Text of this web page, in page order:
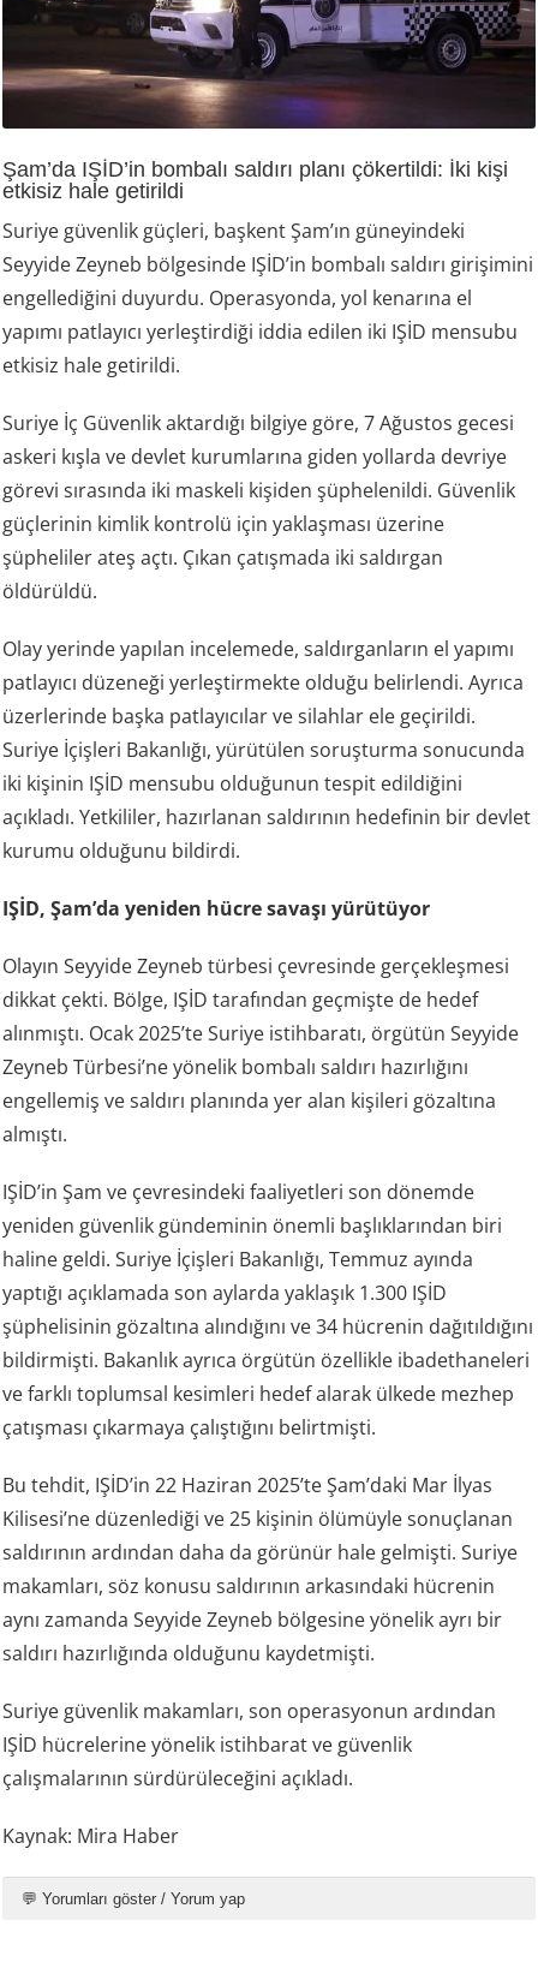
Şam’da IŞİD’in bombalı saldırı planı çökertildi: İki kişi
etkisiz hale getirildi
Suriye güvenlik güçleri, başkent Şam’ın güneyindeki
Seyyide Zeyneb bölgesinde IŞİD’in bombalı saldırı girişimini
engellediğini duyurdu. Operasyonda, yol kenarına el
yapımı patlayıcı yerleştirdiği iddia edilen iki IŞİD mensubu
etkisiz hale getirildi.
Suriye İç Güvenlik aktardığı bilgiye göre, 7 Ağustos gecesi
askeri kışla ve devlet kurumlarına giden yollarda devriye
görevi sırasında iki maskeli kişiden şüphelenildi. Güvenlik
güçlerinin kimlik kontrolü için yaklaşması üzerine
şüpheliler ateş açtı. Çıkan çatışmada iki saldırgan
öldürüldü.
Olay yerinde yapılan incelemede, saldırganların el yapımı
patlayıcı düzeneği yerleştirmekte olduğu belirlendi. Ayrıca
üzerlerinde başka patlayıcılar ve silahlar ele geçirildi.
Suriye İçişleri Bakanlığı, yürütülen soruşturma sonucunda
iki kişinin IŞİD mensubu olduğunun tespit edildiğini
açıkladı. Yetkililer, hazırlanan saldırının hedefinin bir devlet
kurumu olduğunu bildirdi.
IŞİD, Şam’da yeniden hücre savaşı yürütüyor
Olayın Seyyide Zeyneb türbesi çevresinde gerçekleşmesi
dikkat çekti. Bölge, IŞİD tarafından geçmişte de hedef
alınmıştı. Ocak 2025’te Suriye istihbaratı, örgütün Seyyide
Zeyneb Türbesi’ne yönelik bombalı saldırı hazırlığını
engellemiş ve saldırı planında yer alan kişileri gözaltına
almıştı.
IŞİD’in Şam ve çevresindeki faaliyetleri son dönemde
yeniden güvenlik gündeminin önemli başlıklarından biri
haline geldi. Suriye İçişleri Bakanlığı, Temmuz ayında
yaptığı açıklamada son aylarda yaklaşık 1.300 IŞİD
şüphelisinin gözaltına alındığını ve 34 hücrenin dağıtıldığını
bildirmişti. Bakanlık ayrıca örgütün özellikle ibadethaneleri
ve farklı toplumsal kesimleri hedef alarak ülkede mezhep
çatışması çıkarmaya çalıştığını belirtmişti.
Bu tehdit, IŞİD’in 22 Haziran 2025’te Şam’daki Mar İlyas
Kilisesi’ne düzenlediği ve 25 kişinin ölümüyle sonuçlanan
saldırının ardından daha da görünür hale gelmişti. Suriye
makamları, söz konusu saldırının arkasındaki hücrenin
aynı zamanda Seyyide Zeyneb bölgesine yönelik ayrı bir
saldırı hazırlığında olduğunu kaydetmişti.
Suriye güvenlik makamları, son operasyonun ardından
IŞİD hücrelerine yönelik istihbarat ve güvenlik
çalışmalarının sürdürüleceğini açıkladı.
Kaynak: Mira Haber
💬 Yorumları göster / Yorum yap